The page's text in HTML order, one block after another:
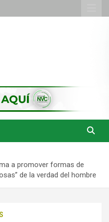
a promover formas de
de la verdad del hombre